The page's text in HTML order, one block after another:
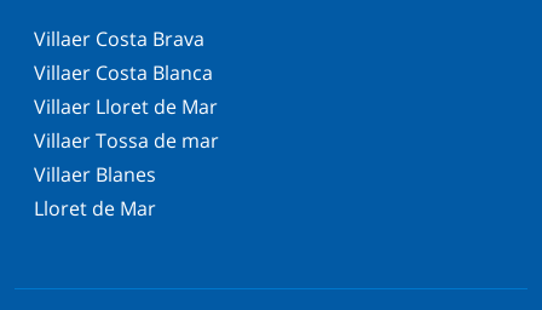
Villaer Costa Brava
Villaer Costa Blanca
Villaer Lloret de Mar
Villaer Tossa de mar
Villaer Blanes
Lloret de Mar